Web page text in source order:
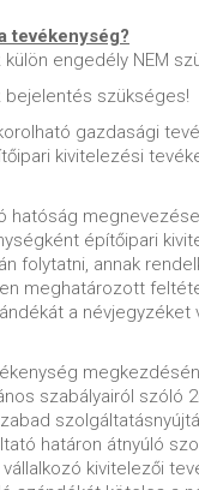
tevékenység?
engedély NEM
szükséges!
gazdasági
kivitelezési
hatóság
építőipari
folytatni, annak
meghatározott
a névjegyzéket
szabályairól szóló
határon átnyúló
kivitelezői